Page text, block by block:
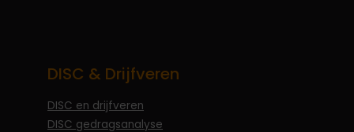
DISC & Drijfveren
DISC en drijfveren
DISC gedragsanalyse